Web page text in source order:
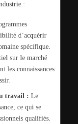
:
d’acquérir
spécifique.
sur le marché
les connaissances
travail : Le
ce qui se
qualifiés.